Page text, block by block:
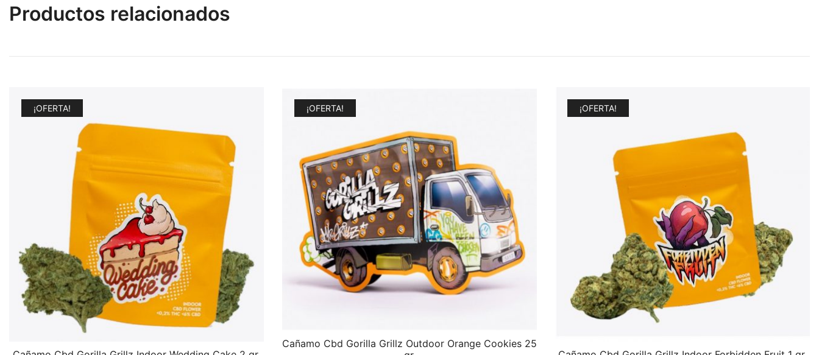
Productos relacionados
¡OFERTA! ¡OFERTA!
Cañamo Cbd Gorilla Grillz Outdoor Orange Cookies 25
¡OFERTA!